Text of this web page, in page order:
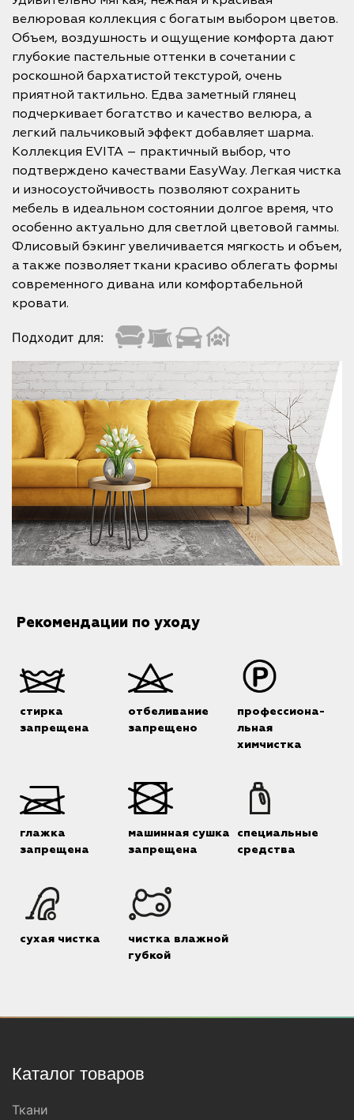
велюровая коллекция с богатым выбором цветов.
Объем, воздушность и ощущение комфорта дают
глубокие пастельные оттенки в сочетании с
роскошной бархатистой текстурой, очень
приятной тактильно. Едва заметный глянец
подчеркивает богатство и качество велюра, а
легкий пальчиковый эффект добавляет шарма.
Коллекция EVITA – практичный выбор, что
подтверждено качествами EasyWay. Легкая чистка
и износоустойчивость позволяют сохранить
мебель в идеальном состоянии долгое время, что
особенно актуально для светлой цветовой гаммы.
Флисовый бэкинг увеличивается мягкость и объем,
а также позволяет ткани красиво облегать формы
современного дивана или комфортабельной
кровати.
Подходит для:
Рекомендации по уходу
стирка
запрещена
отбеливание
запрещено
профессиона-
льная
химчистка
глажка
запрещена
машинная сушка
запрещена
специальные
средства
сухая чистка
чистка влажной
губкой
Каталог товаров
Ткани